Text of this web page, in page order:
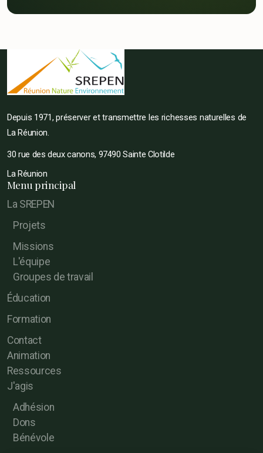
Depuis 1971, préserver et transmettre les richesses naturelles de
La Réunion.
30 rue des deux canons, 97490 Sainte Clotilde
La Réunion
Menu principal
La SREPEN
Projets
Missions
L'équipe
Groupes de travail
Éducation
Formation
Contact
Animation
Ressources
J'agis
Adhésion
Dons
Bénévole